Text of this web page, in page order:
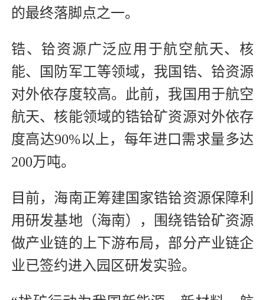
的最终落脚点之一。
锆、铪资源广泛应用于航空航天、核
能、国防军工等领域，我国锆、铪资源
对外依存度较高。此前，我国用于航空
航天、核能领域的锆铪矿资源对外依存
度高达90%以上，每年进口需求量多达
200万吨。
目前，海南正筹建国家锆铪资源保障利
用研发基地（海南），围绕锆铪矿资源
做产业链的上下游布局，部分产业链企
业已签约进入园区研发实验。